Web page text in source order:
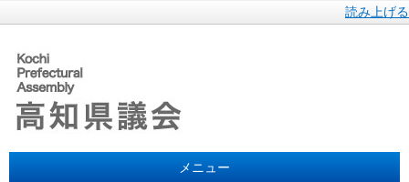
読み上げる
メニュー